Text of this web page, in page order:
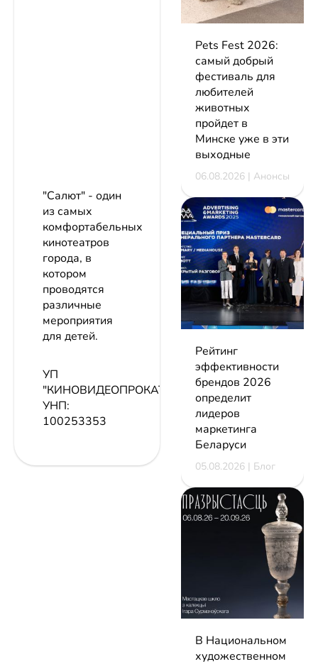
"Салют" - один
из самых
комфортабельных
кинотеатров
города, в
котором
проводятся
различные
мероприятия
для детей.
УП
"КИНОВИДЕОПРОКАТ"
УНП:
100253353
Pets Fest 2026:
самый добрый
фестиваль для
любителей
животных
пройдет в
Минске уже в эти
выходные
06.08.2026 | Анонсы
Рейтинг
эффективности
брендов 2026
определит
лидеров
маркетинга
Беларуси
05.08.2026 | Блог
В Национальном
художественном